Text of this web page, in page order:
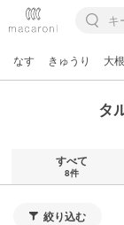
なす きゅうり 大根
タ
すべて
8件
絞り込む